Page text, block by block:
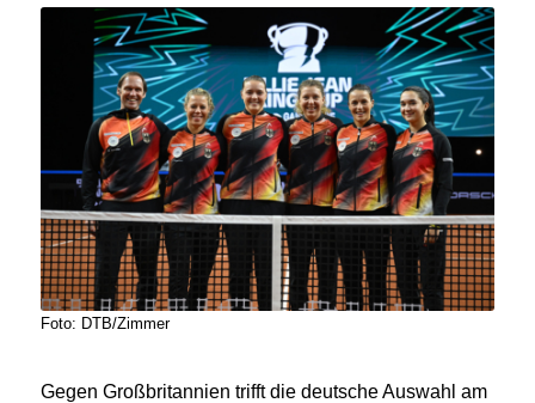
Foto: DTB/Zimmer
Gegen Großbritannien trifft die deutsche Auswahl am